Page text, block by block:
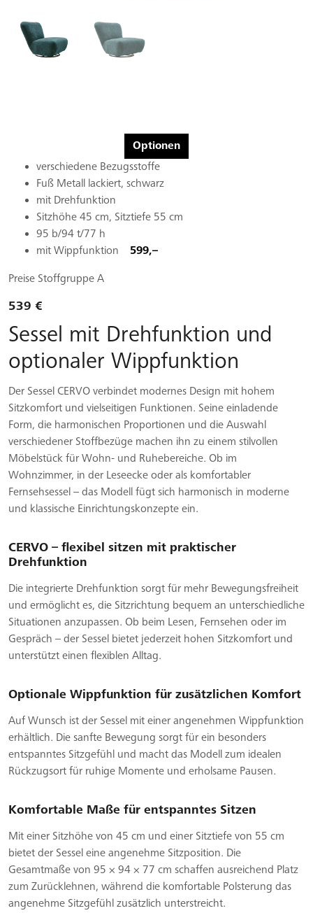
Optionen
verschiedene Bezugsstoffe
Fuß Metall lackiert, schwarz
mit Drehfunktion
Sitzhöhe 45 cm, Sitztiefe 55 cm
95 b/94 t/77 h
mit Wippfunktion 599,–
Preise Stoffgruppe A
539 €
Sessel mit Drehfunktion und
optionaler Wippfunktion
Der Sessel CERVO verbindet modernes Design mit hohem
Sitzkomfort und vielseitigen Funktionen. Seine einladende
Form, die harmonischen Proportionen und die Auswahl
verschiedener Stoffbezüge machen ihn zu einem stilvollen
Möbelstück für Wohn- und Ruhebereiche. Ob im
Wohnzimmer, in der Leseecke oder als komfortabler
Fernsehsessel – das Modell fügt sich harmonisch in moderne
und klassische Einrichtungskonzepte ein.
CERVO – flexibel sitzen mit praktischer
Drehfunktion
Die integrierte Drehfunktion sorgt für mehr Bewegungsfreiheit
und ermöglicht es, die Sitzrichtung bequem an unterschiedliche
Situationen anzupassen. Ob beim Lesen, Fernsehen oder im
Gespräch – der Sessel bietet jederzeit hohen Sitzkomfort und
unterstützt einen flexiblen Alltag.
Optionale Wippfunktion für zusätzlichen Komfort
Auf Wunsch ist der Sessel mit einer angenehmen Wippfunktion
erhältlich. Die sanfte Bewegung sorgt für ein besonders
entspanntes Sitzgefühl und macht das Modell zum idealen
Rückzugsort für ruhige Momente und erholsame Pausen.
Komfortable Maße für entspanntes Sitzen
Mit einer Sitzhöhe von 45 cm und einer Sitztiefe von 55 cm
bietet der Sessel eine angenehme Sitzposition. Die
Gesamtmaße von 95 × 94 × 77 cm schaffen ausreichend Platz
zum Zurücklehnen, während die komfortable Polsterung das
angenehme Sitzgefühl zusätzlich unterstreicht.